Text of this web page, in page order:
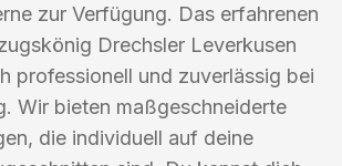
zur Verfügung. Das erfahrenen
Drechsler Leverkusen
professionell und zuverlässig bei
Wir bieten maßgeschneiderte
die individuell auf deine